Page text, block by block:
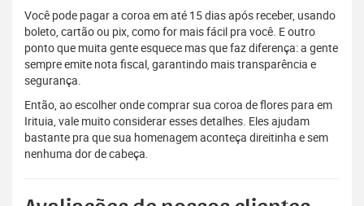
Você pode pagar a coroa em até 15 dias após receber, usando
boleto, cartão ou pix, como for mais fácil pra você. E outro
ponto que muita gente esquece mas que faz diferença: a gente
sempre emite nota fiscal, garantindo mais transparência e
segurança.
Então, ao escolher onde comprar sua coroa de flores para em
Irituia, vale muito considerar esses detalhes. Eles ajudam
bastante pra que sua homenagem aconteça direitinha e sem
nenhuma dor de cabeça.